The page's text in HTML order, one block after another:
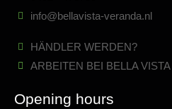
info@bellavista-veranda.nl
HÄNDLER WERDEN?
ARBEITEN BEI BELLA VISTA
Opening hours